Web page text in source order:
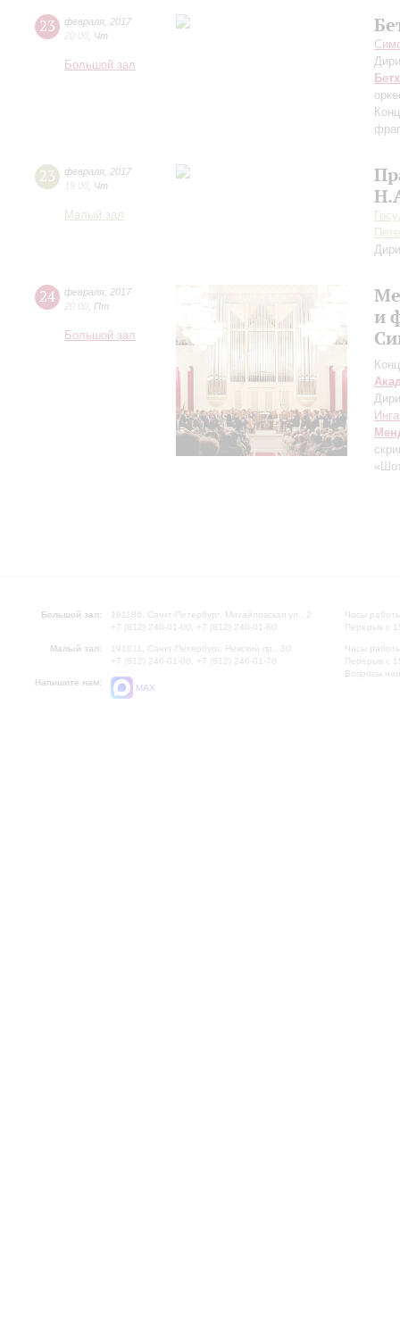
23 февраля 2017
20:00 Чт
Большой зал
23 февраля 2017
19:00 Чт
Малый зал
24 февраля 2017
20:00 Пт
Большой зал
и
Большой зал:
191186, Санкт-Петербург, Михайловская ул., 2
+7 (812) 240-01-00, +7 (812) 240-01-80
Малый зал:
191011, Санкт-Петербург, Невский пр., 30
+7 (812) 240-01-00, +7 (812) 240-01-70
Напишите нам:
MAX
Часы
Перерыв с
Часы
Перерыв с
Вопросы